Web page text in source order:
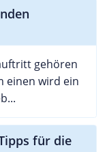
gehören
einen wird ein
für die